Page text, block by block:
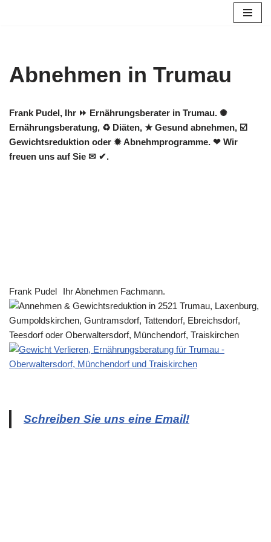
Abnehmen in Trumau
Frank Pudel, Ihr ⏩ Ernährungsberater in Trumau. ✺
Ernährungsberatung, ♻ Diäten, ★ Gesund abnehmen, ☑️
Gewichtsreduktion oder ✹ Abnehmprogramme. ❤ Wir
freuen uns auf Sie ✉ ✔.
Frank Pudel Ihr Abnehmen Fachmann.
Schreiben Sie uns eine Email!